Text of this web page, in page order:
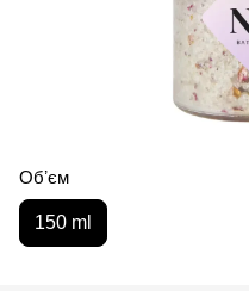
Обʼєм
150 ml